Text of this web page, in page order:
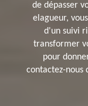
de dépasser
elagueur,
d'un suivi
transformer
pour
contactez-nous